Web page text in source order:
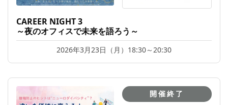
CAREER NIGHT 3
～夜のオフィスで未来を語ろう～
2026年3月23日（月）18:30～20:30
開催終了